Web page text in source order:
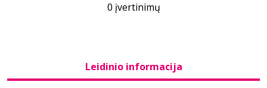
0 įvertinimų
Leidinio informacija